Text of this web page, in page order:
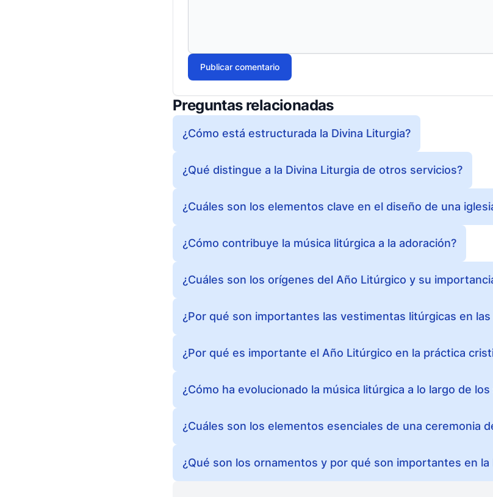
Publicar comentario
Preguntas relacionadas
¿Cómo está estructurada la Divina Liturgia?
¿Qué distingue a la Divina Liturgia de otros servicios?
¿Cuáles son los elementos clave en el diseño de una
¿Cómo contribuye la música litúrgica a la adoración?
¿Cuáles son los orígenes del Año Litúrgico y su
¿Por qué son importantes las vestimentas litúrgicas en
¿Por qué es importante el Año Litúrgico en la práctica
¿Cómo ha evolucionado la música litúrgica a lo largo de los
¿Cuáles son los elementos esenciales de una ceremonia
¿Qué son los ornamentos y por qué son importantes en la